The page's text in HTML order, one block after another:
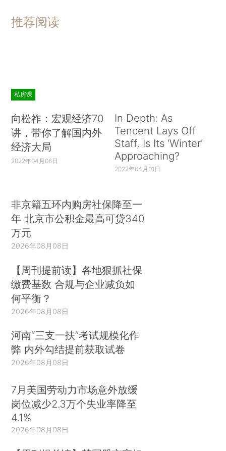
推荐阅读
私房课
向松祚：宏观经济70
讲，带你了解国内外
经济大局
2022年04月06日
In Depth: As
Tencent Lays Off
Staff, Is Its ‘Winter’
Approaching?
2022年04月01日
非京籍五环内购房社保降至一
年 北京市公积金最高可贷340
万元
2026年08月08日
【周刊提前读】各地狠抓社保
缴费基数 合规与企业减负如
何平衡？
2026年08月08日
河南“三支一扶”考试规模化作
弊 内外勾结提前获取试卷
2026年08月08日
7月美国劳动力市场意外放缓
岗位减少2.3万个失业率降至
4.1%
2026年08月08日